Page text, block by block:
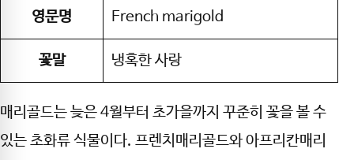
영문명 French marigold
꽃말 냉혹한 사랑
매리골드는 늦은 4월부터 초가을까지 꾸준히 꽃을 볼 수
있는 초화류 식물이다. 프렌치매리골드와 아프리칸매리